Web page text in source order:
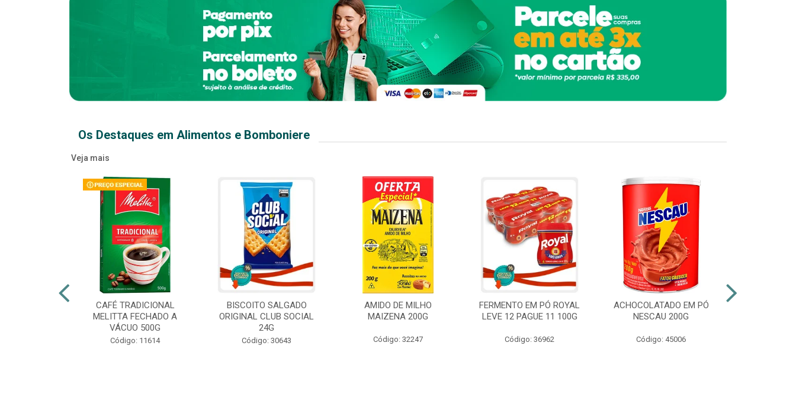
Os Destaques em Alimentos e Bomboniere
Veja mais
CAFÉ TRADICIONAL
MELITTA FECHADO A
VÁCUO 500G
Código: 11614
BISCOITO SALGADO
ORIGINAL CLUB SOCIAL
24G
Código: 30643
AMIDO DE MILHO
MAIZENA 200G
Código: 32247
FERMENTO EM PÓ ROYAL
LEVE 12 PAGUE 11 100G
Código: 36962
ACHOCOLATADO EM PÓ
NESCAU 200G
Código: 45006